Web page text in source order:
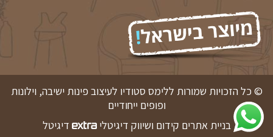
© כל הזכויות שמורות ללימס סטודיו לעיצוב פינות ישיבה, וילונות
ופופים ייחודיים
בניית אתרים קידום ושיווק דיגיטלי
דיגיטל